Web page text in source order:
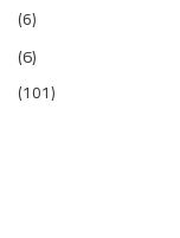
(6)
(6)
(101)